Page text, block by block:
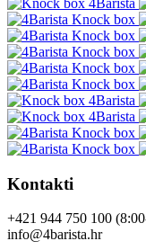
Kontakti
+421 944 750 100
info@4barista.hr